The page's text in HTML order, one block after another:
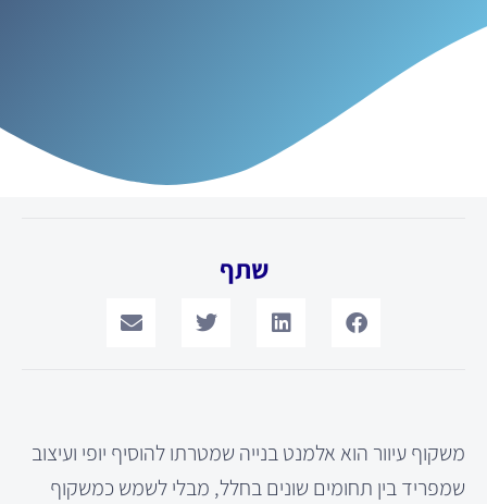
שתף
משקוף עיוור הוא אלמנט בנייה שמטרתו להוסיף יופי ועיצוב
שמפריד בין תחומים שונים בחלל, מבלי לשמש כמשקוף